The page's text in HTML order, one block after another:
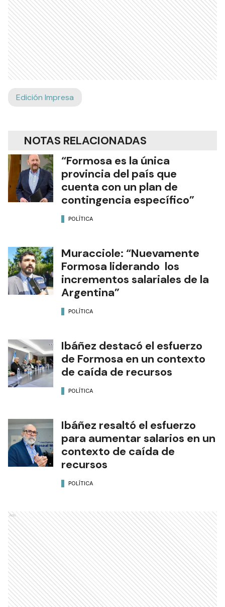
Edición Impresa
NOTAS RELACIONADAS
“Formosa es la única
provincia del país que
cuenta con un plan de
contingencia específico”
POLÍTICA
Muracciole: “Nuevamente
Formosa liderando los
incrementos salariales de la
Argentina”
POLÍTICA
Ibáñez destacó el esfuerzo
de Formosa en un contexto
de caída de recursos
POLÍTICA
Ibáñez resaltó el esfuerzo
para aumentar salarios en un
contexto de caída de
recursos
POLÍTICA
Ads